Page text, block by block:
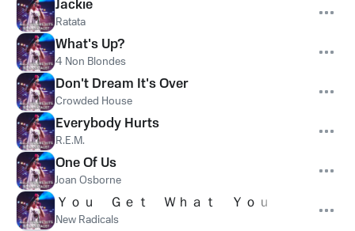
Jackie
Ratata
What's Up?
4 Non Blondes
Don't Dream It's Over
Crowded House
Everybody Hurts
R.E.M.
One Of Us
Joan Osborne
Ｙｏｕ Ｇｅｔ Ｗｈａｔ Ｙｏｕ Ｇｉｖｅ
New Radicals